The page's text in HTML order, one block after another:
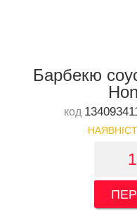
Барбекю
код